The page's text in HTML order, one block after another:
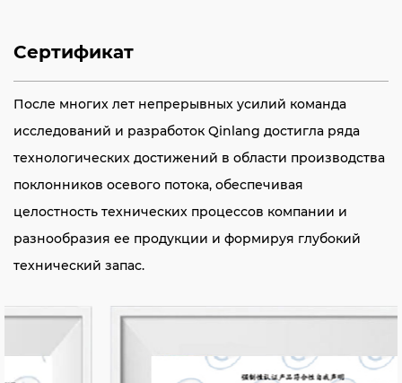
Сертификат
После многих лет непрерывных усилий команда
исследований и разработок Qinlang достигла ряда
технологических достижений в области производства
поклонников осевого потока, обеспечивая
целостность технических процессов компании и
разнообразия ее продукции и формируя глубокий
технический запас.